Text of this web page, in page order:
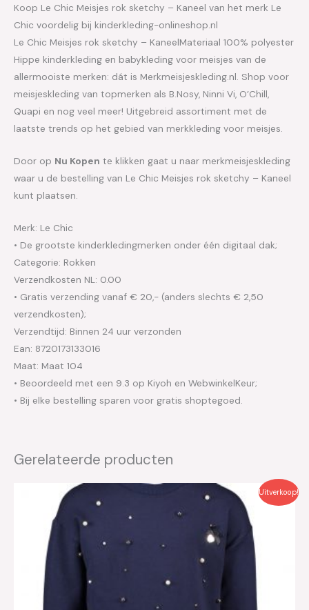
Koop Le Chic Meisjes rok sketchy – Kaneel van het merk Le
Chic voordelig bij kinderkleding-onlineshop.nl
Le Chic Meisjes rok sketchy – KaneelMateriaal 100% polyester
Hippe kinderkleding en babykleding voor meisjes van de
allermooiste merken: dát is Merkmeisjeskleding.nl. Shop voor
meisjeskleding van topmerken als B.Nosy, Ninni Vi, O’Chill,
Quapi en nog veel meer! Uitgebreid assortiment met de
laatste trends op het gebied van merkkleding voor meisjes.
Door op Nu Kopen te klikken gaat u naar merkmeisjeskleding
waar u de bestelling van Le Chic Meisjes rok sketchy – Kaneel
kunt plaatsen.
Merk: Le Chic
• De grootste kinderkledingmerken onder één digitaal dak;
Categorie: Rokken
Verzendkosten NL: 0.00
• Gratis verzending vanaf € 20,- (anders slechts € 2,50
verzendkosten);
Verzendtijd: Binnen 24 uur verzonden
Ean: 8720173133016
Maat: Maat 104
• Beoordeeld met een 9.3 op Kiyoh en WebwinkelKeur;
• Bij elke bestelling sparen voor gratis shoptegoed.
Gerelateerde producten
Uitverkoop!
Oorspronkelijke
prijs
was:
€69.99.
Huidige
€35.00.